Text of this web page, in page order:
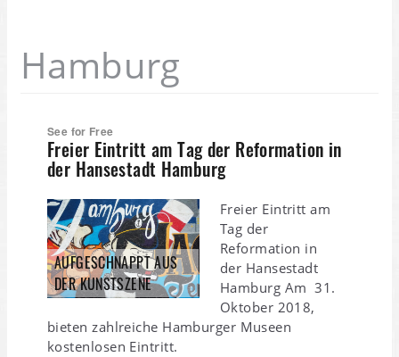
Hamburg
See for Free
Freier Eintritt am Tag der Reformation in
der Hansestadt Hamburg
AUFGESCHNAPPT AUS
DER KUNSTSZENE
Freier Eintritt am
Tag der
Reformation in
der Hansestadt
Hamburg Am 31.
Oktober 2018,
bieten zahlreiche Hamburger Museen
kostenlosen Eintritt.